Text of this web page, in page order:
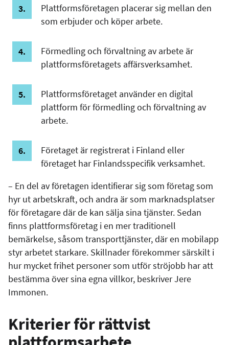
Plattformsföretagen placerar sig mellan den
som erbjuder och köper arbete.
Förmedling och förvaltning av arbete är
plattformsföretagets affärsverksamhet.
Plattformsföretaget använder en digital
plattform för förmedling och förvaltning av
arbete.
Företaget är registrerat i Finland eller
företaget har Finlandsspecifik verksamhet.
– En del av företagen identifierar sig som företag som
hyr ut arbetskraft, och andra är som marknadsplatser
för företagare där de kan sälja sina tjänster. Sedan
finns plattformsföretag i en mer traditionell
bemärkelse, såsom transporttjänster, där en mobilapp
styr arbetet starkare. Skillnader förekommer särskilt i
hur mycket frihet personer som utför ströjobb har att
bestämma över sina egna villkor, beskriver Jere
Immonen.
Kriterier för rättvist